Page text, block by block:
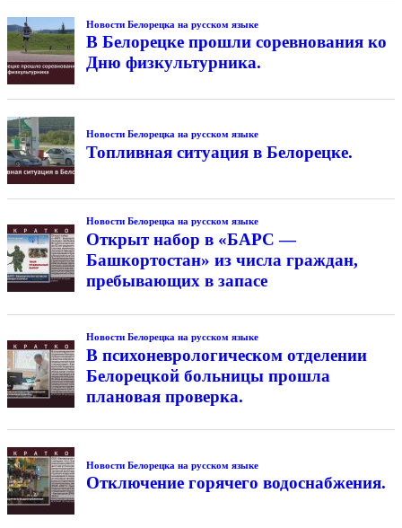
Новости Белорецка на русском языке
В Белорецке прошли соревнования ко
Дню физкультурника.
Новости Белорецка на русском языке
Топливная ситуация в Белорецке.
Новости Белорецка на русском языке
Открыт набор в «БАРС —
Башкортостан» из числа граждан,
пребывающих в запасе
Новости Белорецка на русском языке
В психоневрологическом отделении
Белорецкой больницы прошла
плановая проверка.
Новости Белорецка на русском языке
Отключение горячего водоснабжения.